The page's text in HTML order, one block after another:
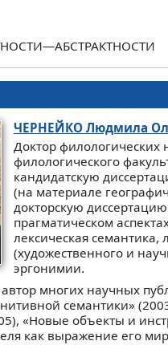
ЧЕРНЕЙКОЛюдмила
Доктор филологических
филологического
кандидатскую
(на материале
докторскую
прагматическом
лексическая семантика,
(художественного и
эргонимии.
многих научных
семантики»
«Новые объекты и
как выражение его